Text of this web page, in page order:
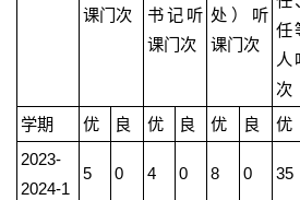
课门次
书记听
课门次
处）听
课门次
任
人
次
学期 优 良 优 良 优 良 优
2023-
2024-1
5 0 4 0 8 0 35